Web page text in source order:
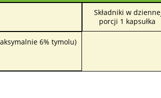
Składniki w
porcji 1 kapsułka
6% tymolu)